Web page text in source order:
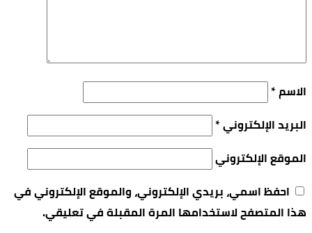
الاسم*
البريد الإلكتروني*
الموقع الإلكتروني
احفظ اسمي، بريدي الإلكتروني، والموقع الإلكتروني في
هذا المتصفح لاستخدامها المرة المقبلة في تعليقي.